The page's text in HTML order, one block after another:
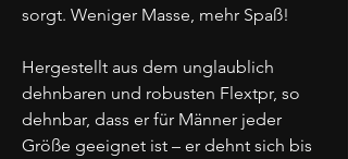
sorgt. Weniger Masse, mehr Spaß!
Hergestellt aus dem unglaublich
dehnbaren und robusten Flextpr, so
dehnbar, dass er für Männer jeder
Größe geeignet ist – er dehnt sich bis